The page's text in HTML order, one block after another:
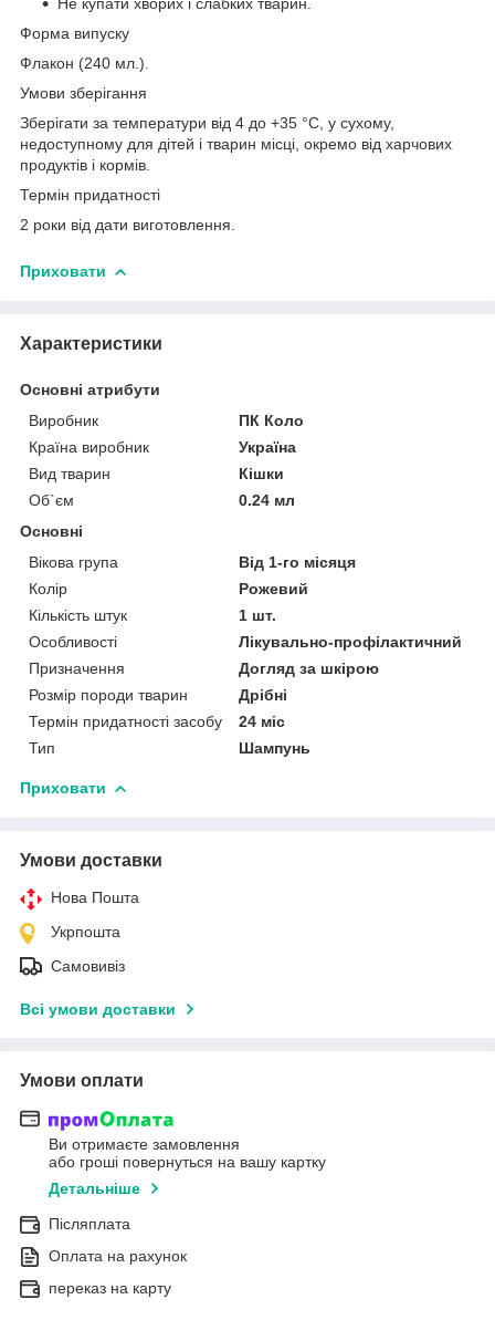
Форма випуску
Флакон (240 мл.).
Умови зберігання
Зберігати за температури від 4 до +35 °C, у сухому,
недоступному для дітей і тварин місці, окремо від харчових
продуктів і кормів.
Термін придатності
2 роки від дати виготовлення.
Приховати
Характеристики
Основні атрибути
Виробник
ПК Коло
Країна виробник
Україна
Вид тварин
Кішки
Об`єм
0.24 мл
Основні
Вікова група
Від 1-го місяця
Колір
Рожевий
Кількість штук
1 шт.
Особливості
Лікувально-профілактичний
Призначення
Догляд за шкірою
Розмір породи тварин
Дрібні
Термін придатності засобу
24 міс
Тип
Шампунь
Приховати
Умови доставки
Нова Пошта
Укрпошта
Самовивіз
Всі умови доставки
Умови оплати
Ви отримаєте замовлення
або гроші повернуться на вашу картку
Детальніше
Післяплата
Оплата на рахунок
переказ на карту